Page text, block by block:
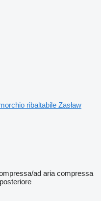
ribaltabile Zasław
ad aria compressa
posteriore